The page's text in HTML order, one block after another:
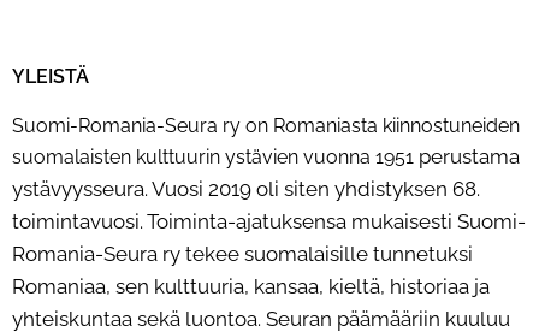
YLEISTÄ
Suomi-Romania-Seura ry on Romaniasta kiinnostuneiden
suomalaisten kulttuurin ystävien vuonna 1951 perustama
ystävyysseura. Vuosi 2019 oli siten yhdistyksen 68.
toimintavuosi. Toiminta-ajatuksensa mukaisesti Suomi-
Romania-Seura ry tekee suomalaisille tunnetuksi
Romaniaa, sen kulttuuria, kansaa, kieltä, historiaa ja
yhteiskuntaa sekä luontoa. Seuran päämääriin kuuluu